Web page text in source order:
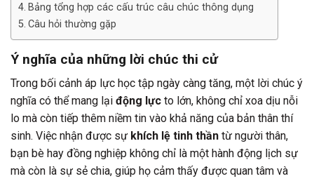
Bảng tổng hợp các cấu trúc câu chúc thông dụng
Câu hỏi thường gặp
Ý nghĩa của những lời chúc thi cử
Trong bối cảnh áp lực học tập ngày càng tăng, một lời chúc ý
nghĩa có thể mang lại động lực to lớn, không chỉ xoa dịu nỗi
lo mà còn tiếp thêm niềm tin vào khả năng của bản thân thí
sinh. Việc nhận được sự khích lệ tinh thần từ người thân,
bạn bè hay đồng nghiệp không chỉ là một hành động lịch sự
mà còn là sự sẻ chia, giúp họ cảm thấy được quan tâm và